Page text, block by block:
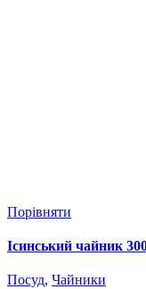
Порівняти
Ісинський чайник
Посуд, Чайники